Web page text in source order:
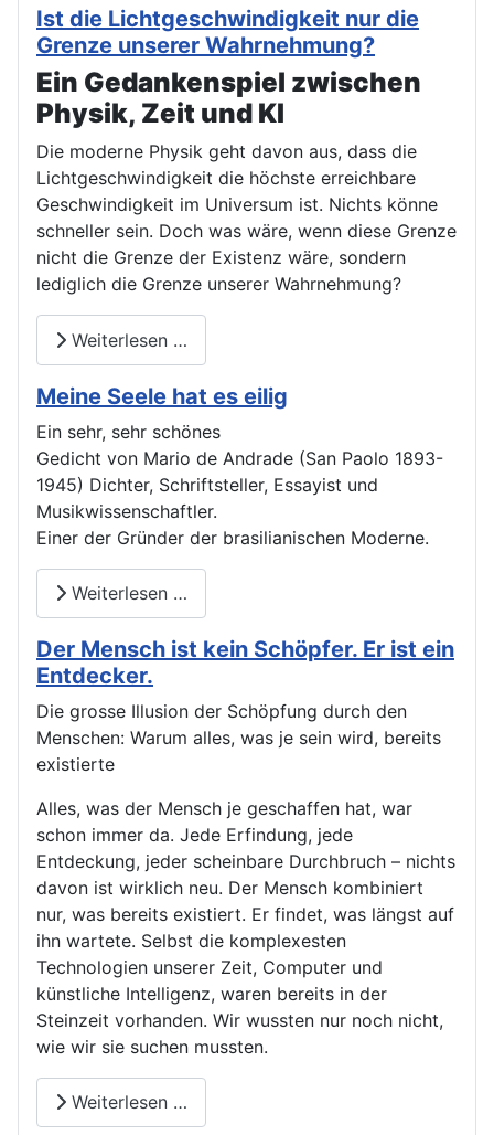
Ist die Lichtgeschwindigkeit nur die
Grenze unserer Wahrnehmung?
Ein Gedankenspiel zwischen
Physik, Zeit und KI
Die moderne Physik geht davon aus, dass die
Lichtgeschwindigkeit die höchste erreichbare
Geschwindigkeit im Universum ist. Nichts könne
schneller sein. Doch was wäre, wenn diese Grenze
nicht die Grenze der Existenz wäre, sondern
lediglich die Grenze unserer Wahrnehmung?
Weiterlesen …
Meine Seele hat es eilig
Ein sehr, sehr schönes
Gedicht von Mario de Andrade (San Paolo 1893-
1945) Dichter, Schriftsteller, Essayist und
Musikwissenschaftler.
Einer der Gründer der brasilianischen Moderne.
Weiterlesen …
Der Mensch ist kein Schöpfer. Er ist ein
Entdecker.
Die grosse Illusion der Schöpfung durch den
Menschen: Warum alles, was je sein wird, bereits
existierte
Alles, was der Mensch je geschaffen hat, war
schon immer da. Jede Erfindung, jede
Entdeckung, jeder scheinbare Durchbruch – nichts
davon ist wirklich neu. Der Mensch kombiniert
nur, was bereits existiert. Er findet, was längst auf
ihn wartete. Selbst die komplexesten
Technologien unserer Zeit, Computer und
künstliche Intelligenz, waren bereits in der
Steinzeit vorhanden. Wir wussten nur noch nicht,
wie wir sie suchen mussten.
Weiterlesen …